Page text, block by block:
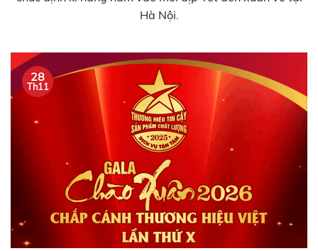
Hà Nội.
28
Th11